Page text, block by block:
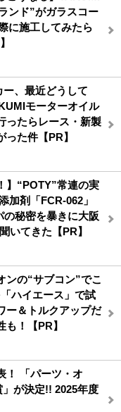
ンド”がガラスコー
に施工してみたら
、最近どうして
モーターオイル
ったらレース・新製
た件【PR】
】“POTY”常連の実
加剤「FCR-062」
の秘密を暴きに大阪
いてきた【PR】
ンの“サブコン”でこ
ハイエース」で試
ー＆トルクアップだ
！【PR】
！ 「パーツ・オ
が決定!! 2025年度